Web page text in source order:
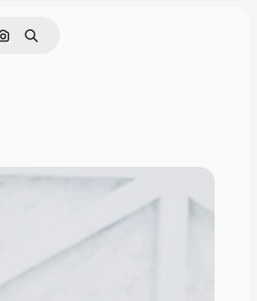
Cerca per immagine
Ricerca